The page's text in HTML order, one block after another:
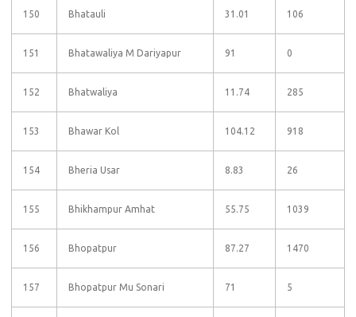
150 Bhatauli 31.01 106
151 Bhatawaliya M Dariyapur 91 0
152 Bhatwaliya 11.74 285
153 Bhawar Kol 104.12 918
154 Bheria Usar 8.83 26
155 Bhikhampur Amhat 55.75 1039
156 Bhopatpur 87.27 1470
157 Bhopatpur Mu Sonari 71 5